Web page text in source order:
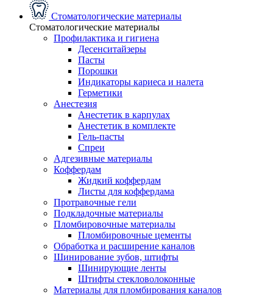
Стоматологические материалы
Стоматологические материалы
Профилактика и гигиена
Десенситайзеры
Пасты
Порошки
Индикаторы кариеса и налета
Герметики
Анестезия
Анестетик в карпулах
Анестетик в комплекте
Гель-пасты
Спреи
Адгезивные материалы
Коффердам
Жидкий коффердам
Листы для коффердама
Протравочные гели
Подкладочные материалы
Пломбировочные материалы
Пломбировочные цементы
Обработка и расширение каналов
Шинирование зубов, штифты
Шинирующие ленты
Штифты стекловолоконные
Материалы для пломбирования каналов